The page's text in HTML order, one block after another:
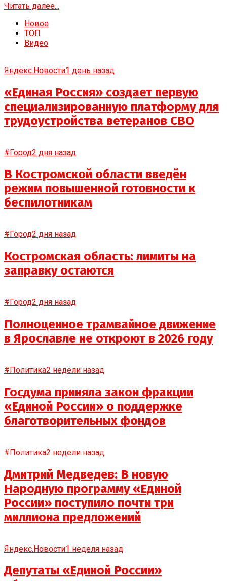
Читать далее...
Новое
ТОП
Видео
Яндекс.Новости1 день назад
«Единая Россия» создает первую
специализированную платформу для
трудоустройства ветеранов СВО
#Город2 дня назад
В Костромской области введён
режим повышенной готовности к
беспилотникам
#Город2 дня назад
Костромская область: лимиты на
заправку остаются
#Город2 дня назад
Полноценное трамвайное движение
в Ярославле не откроют в 2026 году
#Политика2 недели назад
Госдума приняла закон фракции
«Единой России» о поддержке
благотворительных фондов
#Политика2 недели назад
Дмитрий Медведев: В новую
Народную программу «Единой
России» поступило почти три
миллиона предложений
Яндекс.Новости1 неделя назад
Депутаты «Единой России»